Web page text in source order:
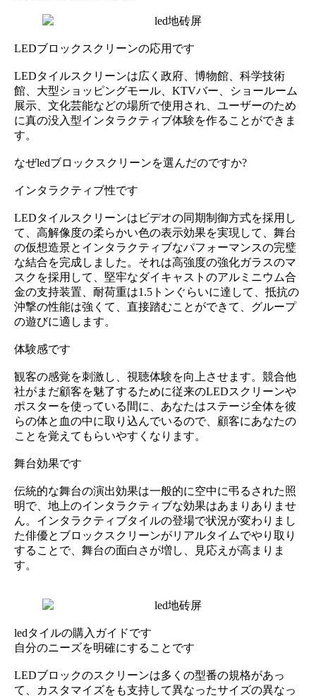
LEDブロックスクリーンの応用です
LEDタイルスクリーンは広く政府、博物館、科学技術
館、大型ショッピングモール、KTVバー、ショールーム
展示、文化芸能などの場所で使用され、ユーザーのため
に真の没入型インタラクティブ体験を作ることができま
す。
なぜledブロックスクリーンを選んだのですか?
インタラクティブ性です
LEDタイルスクリーンはビデオの同期制御方式を採用し
て、高解像度の柔らかい色の表示効果を実現して、舞台
の仮想造景とインタラクティブなパフォーマンスの完璧
な結合を完成しました。それは高強度の強化ガラスのマ
スクを採用して、堅牢なダイキャストのアルミニウム合
金の支持装置、耐荷重は1.5トンぐらいに達して、抵抗の
沖撃の性能は強くて、直接踏むことができて、グループ
の遊びに適します。
体験感です
観客の感覚を刺激し、視聴体験を向上させます。競合他
社がまだ顧客を魅了するために従来のLEDスクリーンや
ポスターを使っている間に、あなたはステージ全体を彼
らの体と血の中に取り込んでいるので、顧客にあなたの
ことを覚えてもらいやすくなります。
舞台効果です
伝統的な舞台の演出効果は一般的に空中に弔るされた照
明で、地上のインタラクティブな効果はあまりありませ
ん。インタラクティブタイルの登場で状況が変わりまし
た俳優とブロックスクリーンがリアルタイムでやり取り
することで、舞台の面白さが増し、見応えが高まりま
す。
ledタイルの購入ガイドです
自分のニーズを明確にすることです
LEDブロックのスクリーンは多くの型番の規格があっ
て、カスタマイズをも支持して異なったサイズの異なっ